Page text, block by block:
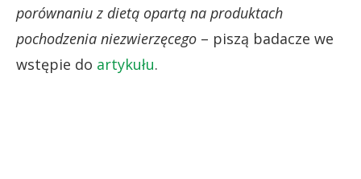
porównaniu z dietą opartą na produktach
pochodzenia niezwierzęcego – piszą badacze we
wstępie do artykułu.